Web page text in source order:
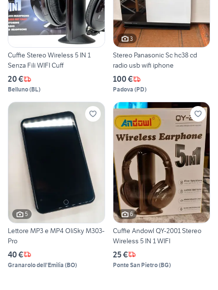
Cuffie Stereo Wireless 5 IN 1
Senza Fili WIFI Cuff
20 €
Belluno(BL)
3
Stereo Panasonic Sc hc38 cd
radio usb wifi iphone
100 €
Padova (PD)
5
Lettore MP3 e MP4 OliSky M303-
Pro
40 €
Granarolo dell'Emilia (BO)
6
Cuffie Andowl QY-2001 Stereo
Wireless 5 IN 1 WIFI
25 €
Ponte San Pietro(BG)